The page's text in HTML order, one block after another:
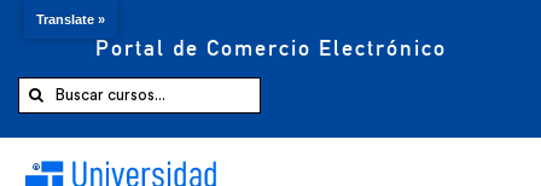
Portal de Comercio Electrónico
Buscar:
Translate »